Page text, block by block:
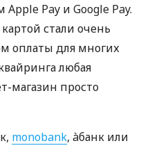
Pay и Google Pay.
стали очень
оплаты для многих
любая
магазин просто
monobank, àбанк или